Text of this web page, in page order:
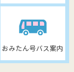
おみたん号バス案内